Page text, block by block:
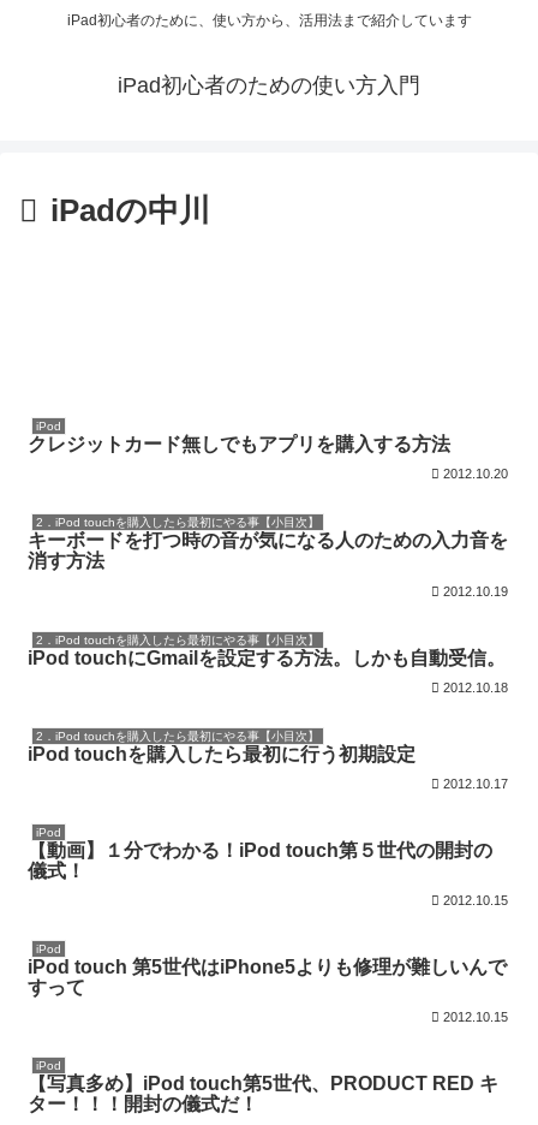
iPad初心者のために、使い方から、活用法まで紹介しています
iPad初心者のための使い方入門
iPadの中川
iPod
クレジットカード無しでもアプリを購入する方法
2012.10.20
2．iPod touchを購入したら最初にやる事【小目次】
キーボードを打つ時の音が気になる人のための入力音を
消す方法
2012.10.19
2．iPod touchを購入したら最初にやる事【小目次】
iPod touchにGmailを設定する方法。しかも自動受信。
2012.10.18
2．iPod touchを購入したら最初にやる事【小目次】
iPod touchを購入したら最初に行う初期設定
2012.10.17
iPod
【動画】１分でわかる！iPod touch第５世代の開封の
儀式！
2012.10.15
iPod
iPod touch 第5世代はiPhone5よりも修理が難しいんで
すって
2012.10.15
iPod
【写真多め】iPod touch第5世代、PRODUCT RED キ
ター！！！開封の儀式だ！